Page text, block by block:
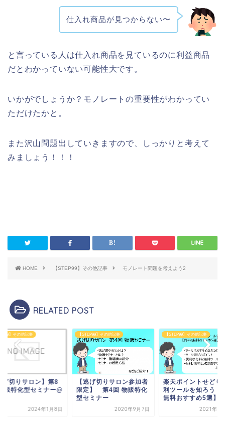
仕入れ商品が見つからない〜
と言っている人は仕入れ商品を見ているのに利益商品
だとわかっていない可能性大です。
いかがでしょうか？モノレートの重要性がわかってい
ただけたかと。
また沢山問題出していきますので、しっかりと考えて
みましょう！！！
HOME 【STEP99】その他記事 モノレート問題を考えよう2
RELATED POST
】その他記事
げ切りサロン】第8
販特化型セミナー@
2024年1月8日
【STEP99】その他記事
【逃げ切りサロン参加者
限定】 第4回 物販特化
型セミナー
2020年9月7日
【STEP99】その他記事
楽天ポイントせどり
利ツールを知ろう【
無料おすすめ5選】
2021年6